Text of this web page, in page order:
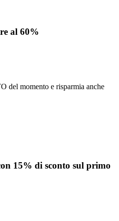
al 60%
del momento e risparmia anche
15% di sconto sul primo